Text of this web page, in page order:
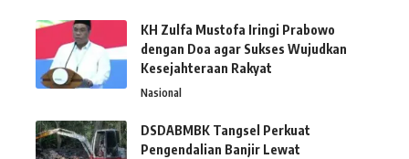
KH Zulfa Mustofa Iringi Prabowo
dengan Doa agar Sukses Wujudkan
Kesejahteraan Rakyat
Nasional
DSDABMBK Tangsel Perkuat
Pengendalian Banjir Lewat